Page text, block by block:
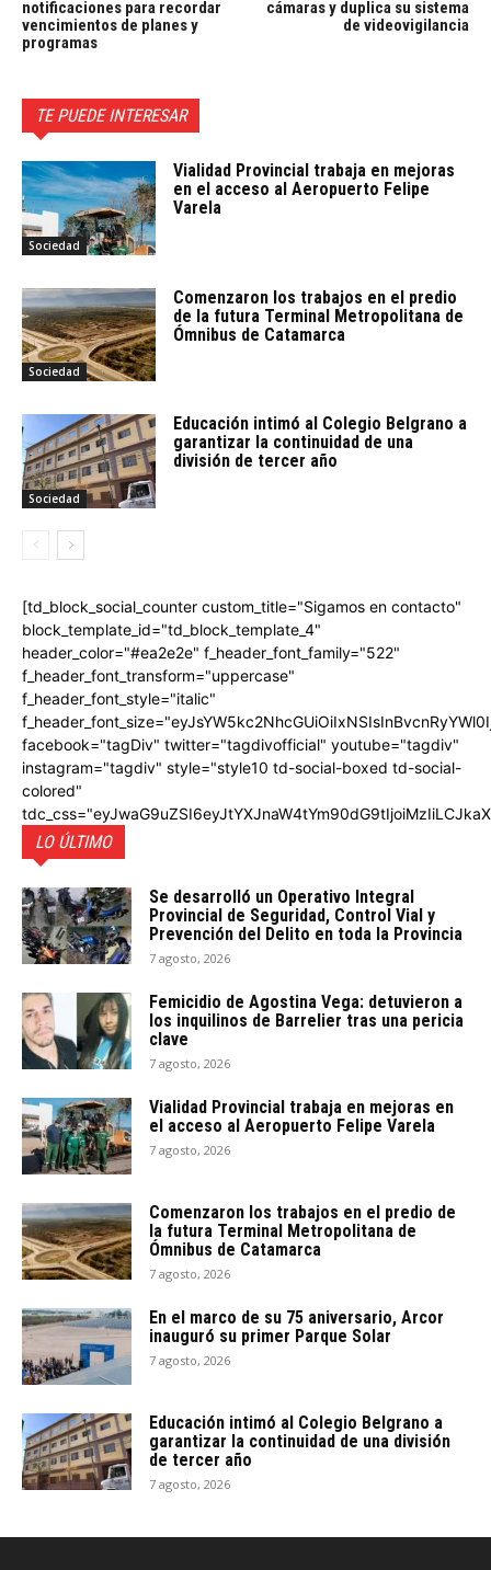
notificaciones para recordar
vencimientos de planes y
programas
cámaras y duplica su sistema
de videovigilancia
TE PUEDE INTERESAR
Sociedad
Vialidad Provincial trabaja en mejoras
en el acceso al Aeropuerto Felipe
Varela
Sociedad
Comenzaron los trabajos en el predio
de la futura Terminal Metropolitana de
Ómnibus de Catamarca
Sociedad
Educación intimó al Colegio Belgrano a
garantizar la continuidad de una
división de tercer año
[td_block_social_counter custom_title="Sigamos en contacto"
block_template_id="td_block_template_4"
header_color="#ea2e2e" f_header_font_family="522"
f_header_font_transform="uppercase"
f_header_font_style="italic"
facebook="tagDiv" twitter="tagdivofficial" youtube="tagdiv"
instagram="tagdiv" style="style10 td-social-boxed td-social-
colored"
LO ÚLTIMO
Se desarrolló un Operativo Integral
Provincial de Seguridad, Control Vial y
Prevención del Delito en toda la Provincia
7 agosto, 2026
Femicidio de Agostina Vega: detuvieron a
los inquilinos de Barrelier tras una pericia
clave
7 agosto, 2026
Vialidad Provincial trabaja en mejoras en
el acceso al Aeropuerto Felipe Varela
7 agosto, 2026
Comenzaron los trabajos en el predio de
la futura Terminal Metropolitana de
Ómnibus de Catamarca
7 agosto, 2026
En el marco de su 75 aniversario, Arcor
inauguró su primer Parque Solar
7 agosto, 2026
Educación intimó al Colegio Belgrano a
garantizar la continuidad de una división
de tercer año
7 agosto, 2026